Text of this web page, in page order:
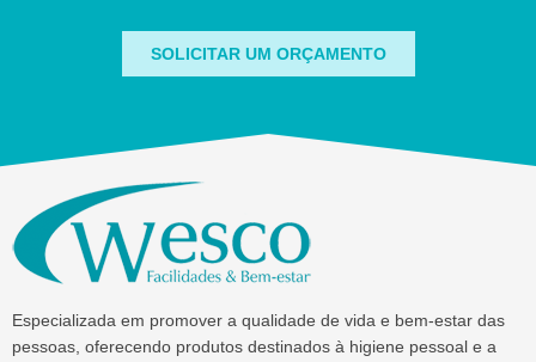
SOLICITAR UM ORÇAMENTO
Especializada em promover a qualidade de vida e bem-estar das
pessoas, oferecendo produtos destinados à higiene pessoal e a